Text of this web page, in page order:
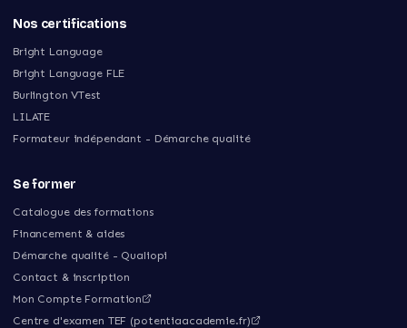
Nos certifications
Bright Language
Bright Language FLE
Burlington VTest
LILATE
Formateur indépendant - Démarche qualité
Se former
Catalogue des formations
Financement & aides
Démarche qualité - Qualiopi
Contact & inscription
Mon Compte Formation
Centre d'examen TEF (potentiaacademie.fr)